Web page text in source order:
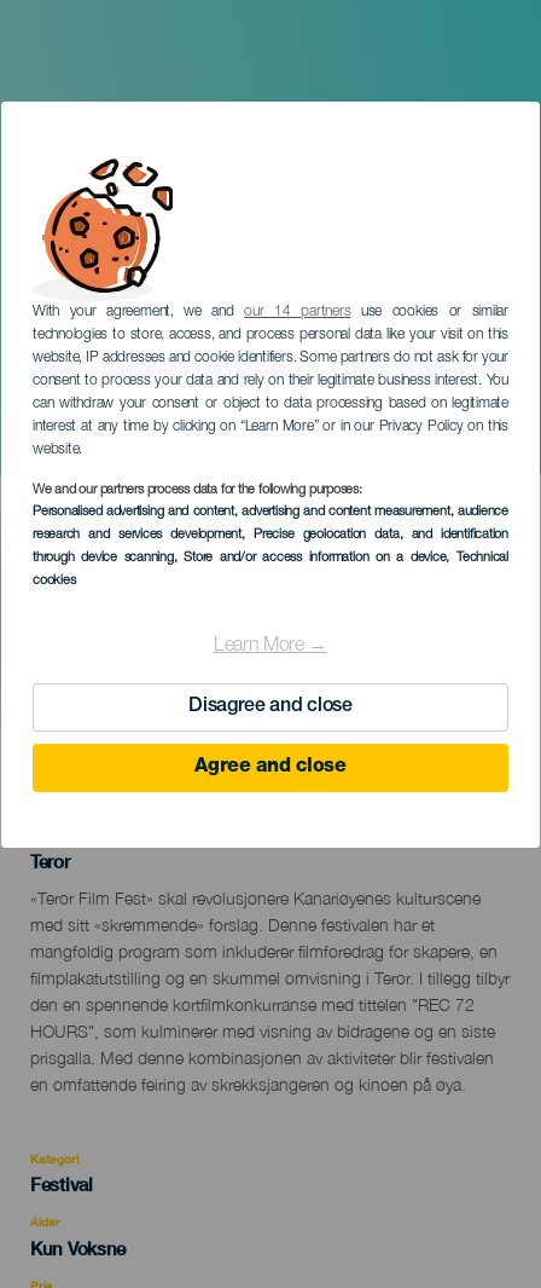
With your agreement, we andour 14 partnersuse cookies or similar
technologies to store, access, and process personal data like your visit on this
website, IP addresses and cookie identifiers. Some partners do not ask for your
consent to process your data and rely on their legitimate business interest. You
can withdraw your consent or object to data processing based on legitimate
interest at any time by clicking on “Learn More” or in our Privacy Policy on this
website.
We and our partners process data for the following purposes:
Personalised advertising and content, advertising and content measurement, audience
research and services development, Precise geolocation data, and identification
through device scanning, Store and/or access information on a device, Technical
cookies
Learn More →
Disagree and close
Agree and close
Teror Film Fest
GRAN CANARIA
Imagen
Listado
TIDLIGERE AKTIVITET
Localidad
Teror
Descripción
del
evento
«Teror Film Fest» skal revolusjonere Kanariøyenes kulturscene
med sitt «skremmende» forslag. Denne festivalen har et
mangfoldig program som inkluderer filmforedrag for skapere, en
filmplakatutstilling og en skummel omvisning i Teror. I tillegg tilbyr
den en spennende kortfilmkonkurranse med tittelen "REC 72
HOURS", som kulminerer med visning av bidragene og en siste
prisgalla. Med denne kombinasjonen av aktiviteter blir festivalen
en omfattende feiring av skrekksjangeren og kinoen på øya.
Kategori
Categoría
evento
Festival
Alder
Edad
Kun Voksne